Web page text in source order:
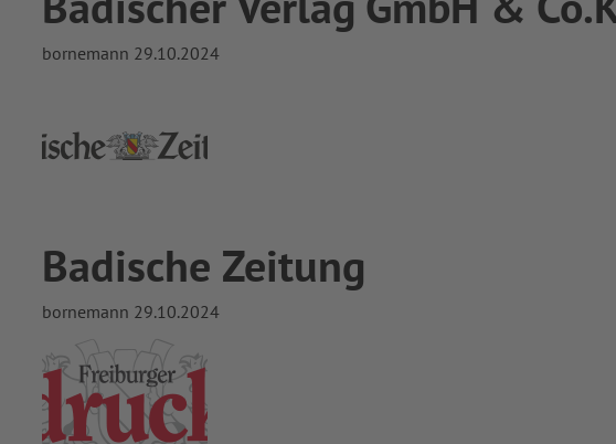
bornemann 29.10.2024
Badische Zeitung
bornemann 29.10.2024